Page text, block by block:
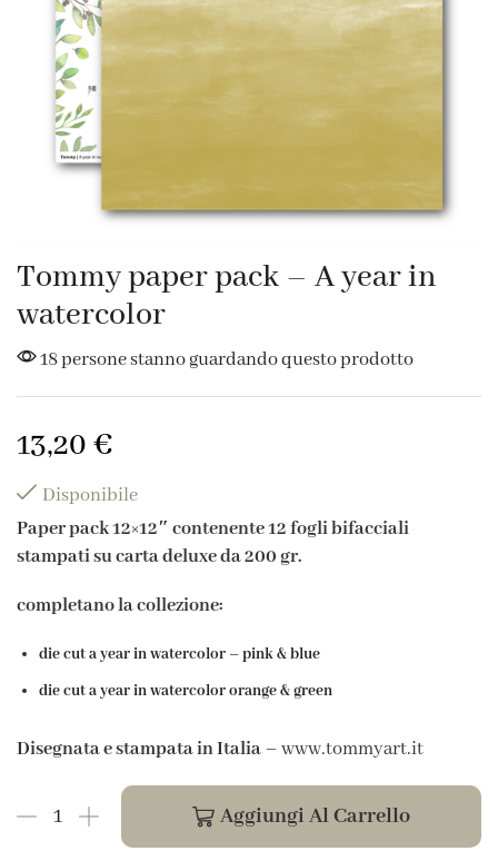
Tommy paper pack – A year in
watercolor
18 persone stanno guardando questo prodotto
13,20 €
Disponibile
Paper pack 12×12″ contenente 12 fogli bifacciali
stampati su carta deluxe da 200 gr.
completano la collezione:
die cut a year in watercolor – pink & blue
die cut a year in watercolor orange & green
Disegnata e stampata in Italia– www.tommyart.it
Aggiungi Al Carrello